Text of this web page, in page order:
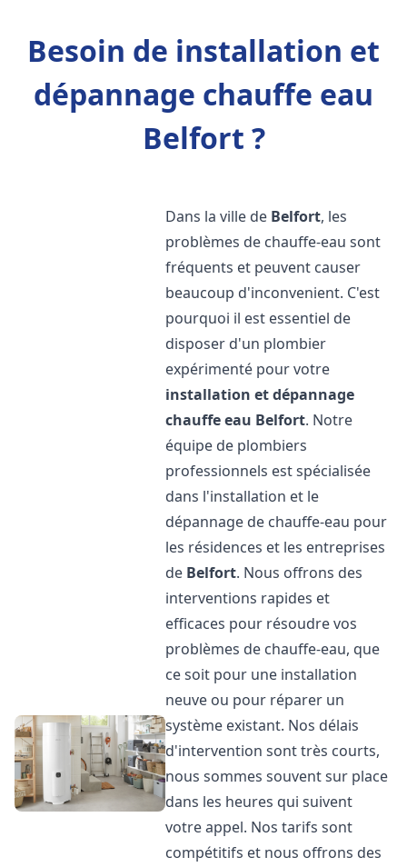
Besoin de installation et
dépannage chauffe eau
Belfort ?
Dans la ville de Belfort, les
problèmes de chauffe-eau sont
fréquents et peuvent causer
beaucoup d'inconvenient. C'est
pourquoi il est essentiel de
disposer d'un plombier
expérimenté pour votre
installation et dépannage
chauffe eau Belfort. Notre
équipe de plombiers
professionnels est spécialisée
dans l'installation et le
dépannage de chauffe-eau pour
les résidences et les entreprises
de Belfort. Nous offrons des
interventions rapides et
efficaces pour résoudre vos
problèmes de chauffe-eau, que
ce soit pour une installation
neuve ou pour réparer un
système existant. Nos délais
d'intervention sont très courts,
nous sommes souvent sur place
dans les heures qui suivent
votre appel. Nos tarifs sont
compétitifs et nous offrons des